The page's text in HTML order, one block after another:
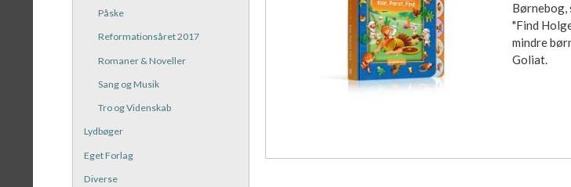
Påske
Reformationsåret 2017
Romaner & Noveller
Sang og Musik
Tro og Videnskab
Lydbøger
Eget Forlag
Diverse
Børnebog,
"Find
mindre
Goliat.